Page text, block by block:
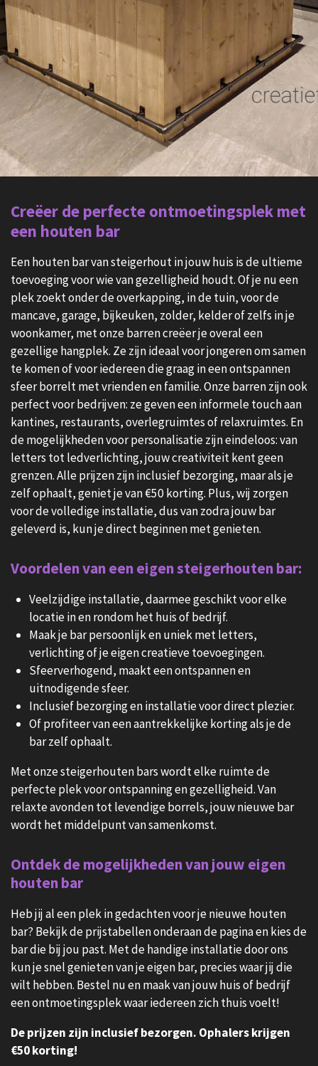
Creëer de perfecte ontmoetingsplek met
een houten bar
Een houten bar van steigerhout in jouw huis is de ultieme
toevoeging voor wie van gezelligheid houdt. Of je nu een
plek zoekt onder de overkapping, in de tuin, voor de
mancave, garage, bijkeuken, zolder, kelder of zelfs in je
woonkamer, met onze barren creëer je overal een
gezellige hangplek. Ze zijn ideaal voor jongeren om samen
te komen of voor iedereen die graag in een ontspannen
sfeer borrelt met vrienden en familie. Onze barren zijn ook
perfect voor bedrijven: ze geven een informele touch aan
kantines, restaurants, overlegruimtes of relaxruimtes. En
de mogelijkheden voor personalisatie zijn eindeloos: van
letters tot ledverlichting, jouw creativiteit kent geen
grenzen. Alle prijzen zijn inclusief bezorging, maar als je
zelf ophaalt, geniet je van €50 korting. Plus, wij zorgen
voor de volledige installatie, dus van zodra jouw bar
geleverd is, kun je direct beginnen met genieten.
Voordelen van een eigen steigerhouten bar:
Veelzijdige installatie, daarmee geschikt voor elke
locatie in en rondom het huis of bedrijf.
Maak je bar persoonlijk en uniek met letters,
verlichting of je eigen creatieve toevoegingen.
Sfeerverhogend, maakt een ontspannen en
uitnodigende sfeer.
Inclusief bezorging en installatie voor direct plezier.
Of profiteer van een aantrekkelijke korting als je de
bar zelf ophaalt.
Met onze steigerhouten bars wordt elke ruimte de
perfecte plek voor ontspanning en gezelligheid. Van
relaxte avonden tot levendige borrels, jouw nieuwe bar
wordt het middelpunt van samenkomst.
Ontdek de mogelijkheden van jouw eigen
houten bar
Heb jij al een plek in gedachten voor je nieuwe houten
bar? Bekijk de prijstabellen onderaan de pagina en kies de
bar die bij jou past. Met de handige installatie door ons
kun je snel genieten van je eigen bar, precies waar jij die
wilt hebben. Bestel nu en maak van jouw huis of bedrijf
een ontmoetingsplek waar iedereen zich thuis voelt!
De prijzen zijn inclusief bezorgen. Ophalers krijgen
€50 korting!